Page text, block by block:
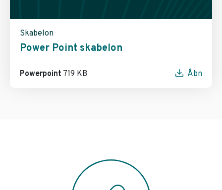
Skabelon
Power Point skabelon
Powerpoint 719 KB Åbn